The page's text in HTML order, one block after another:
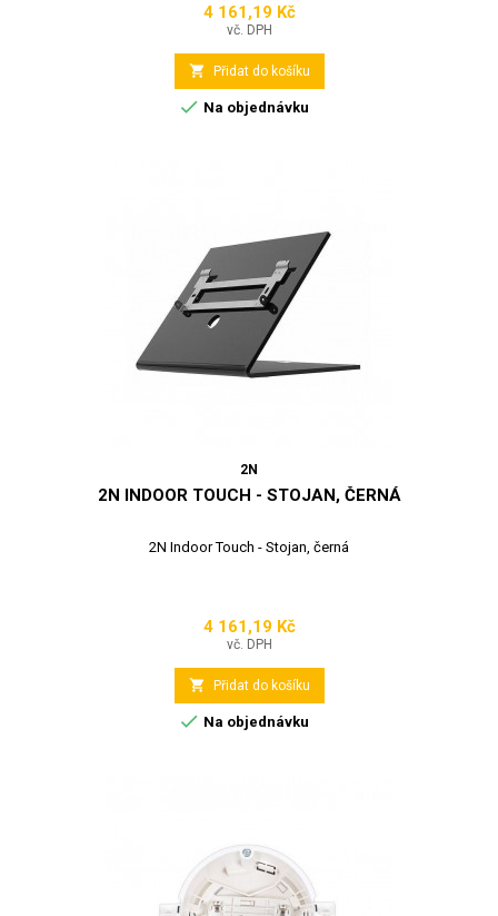
Cena
4 161,19 Kč
vč. DPH
 Přidat do košíku
 Na objednávku
2N
2N INDOOR TOUCH - STOJAN, ČERNÁ
2N Indoor Touch - Stojan, černá
Cena
4 161,19 Kč
vč. DPH
 Přidat do košíku
 Na objednávku